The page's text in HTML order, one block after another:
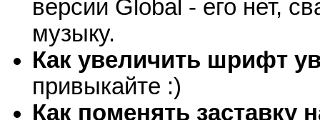
версии Global - его нет,
музыку.
Как увеличить шрифт
привыкайте :)
Как поменять заставку